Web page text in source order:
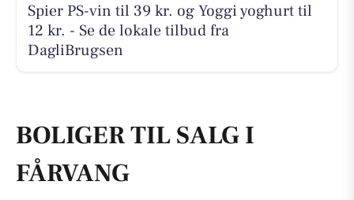
Spier PS-vin til 39 kr. og Yoggi yoghurt til
12 kr. - Se de lokale tilbud fra
DagliBrugsen
BOLIGER TIL SALG I
FÅRVANG